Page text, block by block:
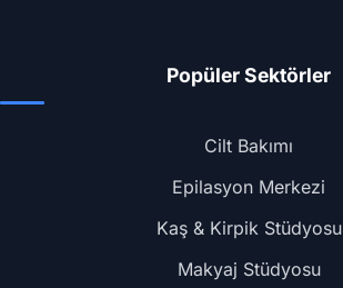
Popüler Sektörler
Cilt Bakımı
Epilasyon Merkezi
Kaş & Kirpik Stüdyosu
Makyaj Stüdyosu